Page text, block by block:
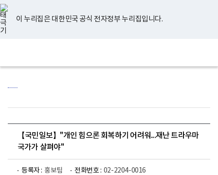
너
비
767px
이
하
이 누리집은 대한민국 공식 전자정부 누리집입니다.
지
검
메
홈
【국민일보】"개인 힘으론 회복하기 어려워...재난 트라우마
국가가 살펴야"
등록자 : 홍보팀 전화번호 : 02-2204-0016
유
튜
브
페
이
스
북
인
스
타
그
램
블
로
그